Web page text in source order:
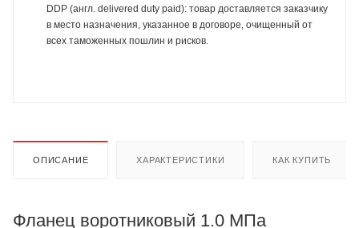
DDP (англ. delivered duty paid): товар доставляется заказчику
в место назначения, указанное в договоре, очищенный от
всех таможенных пошлин и рисков.
ОПИСАНИЕ ХАРАКТЕРИСТИКИ КАК КУПИТЬ
Фланец воротниковый 1.0 МПа